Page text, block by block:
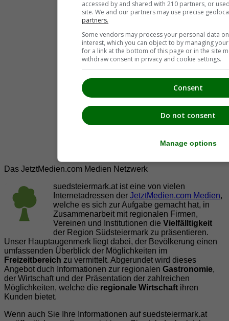
Das JetztMedien.com Medien Netzwerk
suedsteiermark.at ist eine von vielen
Internetadressen der JetztMedien.com Medien,
welche es sich zur Aufgabe gemacht hat, in
Zusammenarbeit mit regionalen Firmen,
Vereinen und Institutionen die Vielfälltigkeit
der Region Südsteiermark zu präsentieren.
Unser Hauptaugenmerk liegt dabei, der Bevölkerung einen
umfassenden Überblick der Möglichkeiten im
Freizeitbereich zu vermittelt. Abgerundet wird dieses
Angebot duch Informationen zur regionalen Gastronomie,
der Wirtschaft und der Präsentation der zahlreichen
Möglichkeiten, welche die regionale Wirtschaft ihren
Kunden bietet.
Wenn auch Sie Ihre Informationen auf suedsteiermark.at
accessed by and shared with 210 partners, or
site. We and our partners may use precise
partners.
Some vendors may process your personal data
interest, which you can object to by managing
for a link at the bottom of this page or in the site
withdraw consent in privacy and cookie settings.
Consent
Do not consent
Manage options